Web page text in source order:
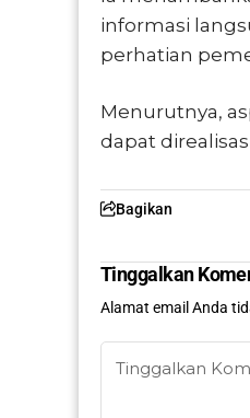
informasi
perhatian
Menurutnya,
dapat
Bagikan
Tinggalkan
Alamat email Anda